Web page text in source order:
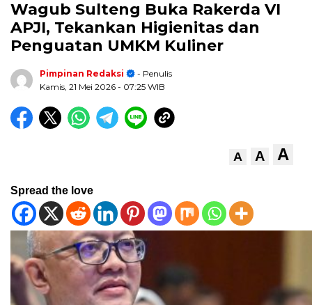
Wagub Sulteng Buka Rakerda VI
APJI, Tekankan Higienitas dan
Penguatan UMKM Kuliner
Pimpinan Redaksi
- Penulis
Kamis, 21 Mei 2026 - 07:25 WIB
A A A
Spread the love